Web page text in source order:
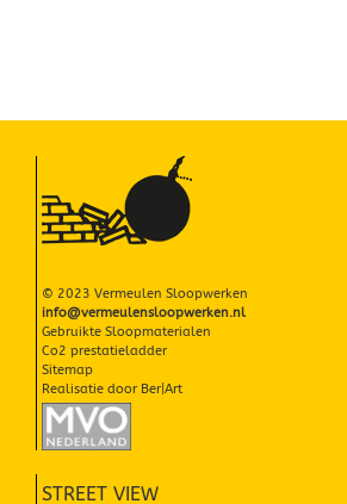
MVO ONDERNEMEN
NIEUWS
CONTACT
© 2023 Vermeulen Sloopwerken
info@vermeulensloopwerken.nl
Gebruikte Sloopmaterialen
Co2 prestatieladder
Sitemap
Realisatie door Ber|Art
STREET VIEW